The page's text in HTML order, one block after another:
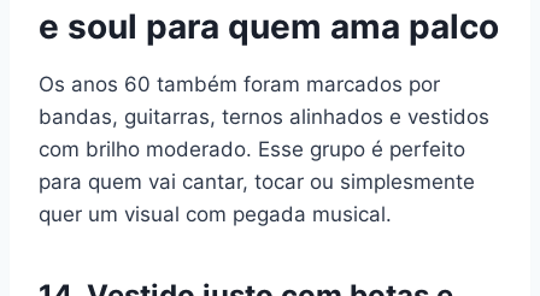
e soul para quem ama palco
Os anos 60 também foram marcados por
bandas, guitarras, ternos alinhados e vestidos
com brilho moderado. Esse grupo é perfeito
para quem vai cantar, tocar ou simplesmente
quer um visual com pegada musical.